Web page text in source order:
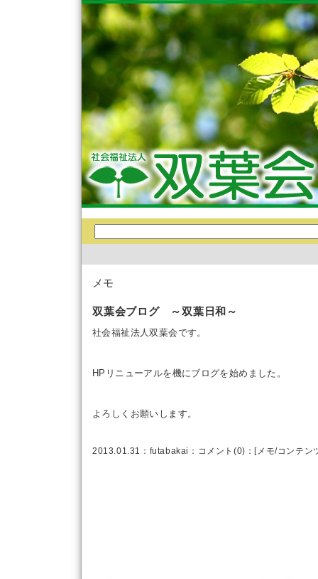
メモ
双葉会ブログ ～双葉日和～
社会福祉法人双葉会です。
HPリニューアルを機にブログを始めました。
よろしくお願いします。
2013.01.31： futabakai ： コメント(0) ：[メモ/コンテン